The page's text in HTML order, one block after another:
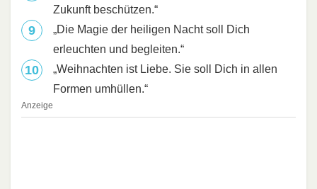
Zukunft beschützen.“
„Die Magie der heiligen Nacht soll Dich
erleuchten und begleiten.“
„Weihnachten ist Liebe. Sie soll Dich in allen
Formen umhüllen.“
Anzeige